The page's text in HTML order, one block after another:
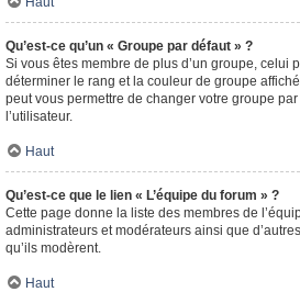
Qu’est-ce qu’un « Groupe par défaut » ?
Si vous êtes membre de plus d’un groupe, celui
déterminer le rang et la couleur de groupe
peut vous permettre de changer votre groupe
l’utilisateur.
Haut
Qu’est-ce que le lien « L’équipe du forum » ?
Cette page donne la liste des membres de
administrateurs et modérateurs ainsi que
qu’ils modèrent.
Haut